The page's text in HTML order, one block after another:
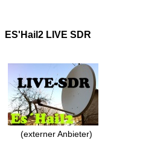
ES'Hail2 LIVE SDR
(externer Anbieter)